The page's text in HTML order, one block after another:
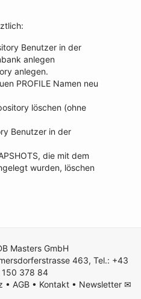
Benutzer in der
anlegen
anlegen.
PROFILE Namen neu
löschen (ohne
Benutzer in der
die mit dem
wurden, löschen
Masters GmbH
463, Tel.: +43
378 84
• AGB • Kontakt • Newsletter ✉